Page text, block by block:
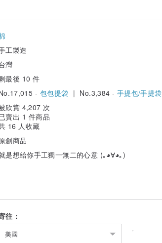
工製造
灣
最後 10 件
- 包包提袋 | No.3,384 -手提包/手提袋
欣賞 4,207 次
賣出 1 件商品
16 人收藏
原創商品
是想給你手工獨一無二的心意 (｡◕∀◕｡)
往：
美國